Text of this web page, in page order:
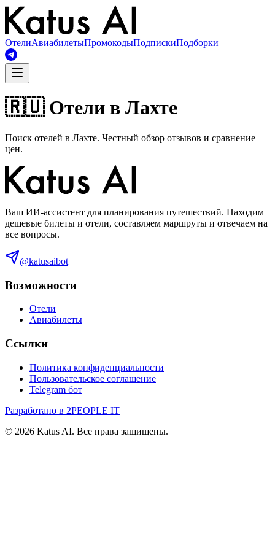
ОтелиАвиабилетыПромокодыПодпискиПодборки
🇷🇺 Отели в Лахте
Поиск отелей в Лахте. Честный обзор отзывов и сравнение
цен.
Ваш ИИ-ассистент для планирования путешествий. Находим
дешевые билеты и отели, составляем маршруты и отвечаем на
все вопросы.
@katusaibot
Возможности
Отели
Авиабилеты
Ссылки
Политика конфиденциальности
Пользовательское соглашение
Telegram бот
Разработано в 2PEOPLE IT
© 2026 Katus AI. Все права защищены.